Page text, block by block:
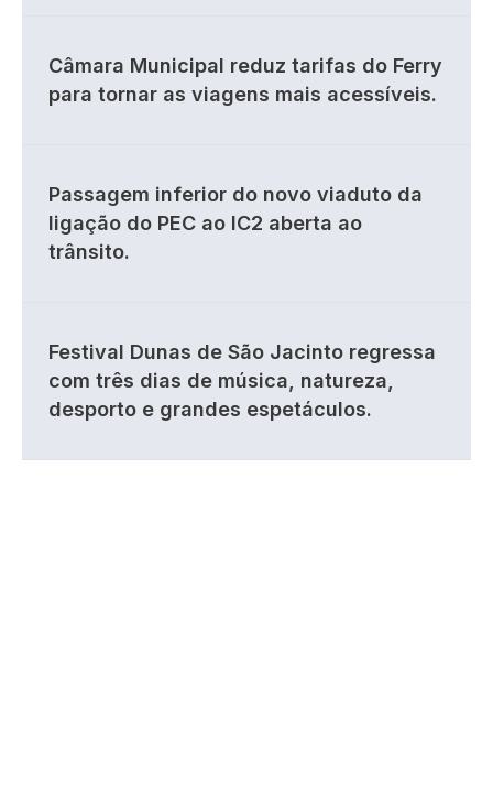
Câmara Municipal reduz tarifas do Ferry
para tornar as viagens mais acessíveis.
Passagem inferior do novo viaduto da
ligação do PEC ao IC2 aberta ao
trânsito.
Festival Dunas de São Jacinto regressa
com três dias de música, natureza,
desporto e grandes espetáculos.